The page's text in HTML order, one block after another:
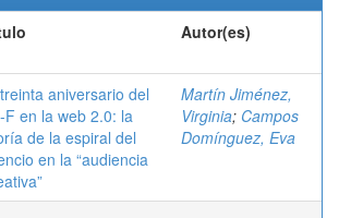
Autor(es)
aniversario del
F en la web 2.0: la
de la espiral del
en la “audiencia
Martín Jiménez,
Virginia; Campos
Domínguez, Eva